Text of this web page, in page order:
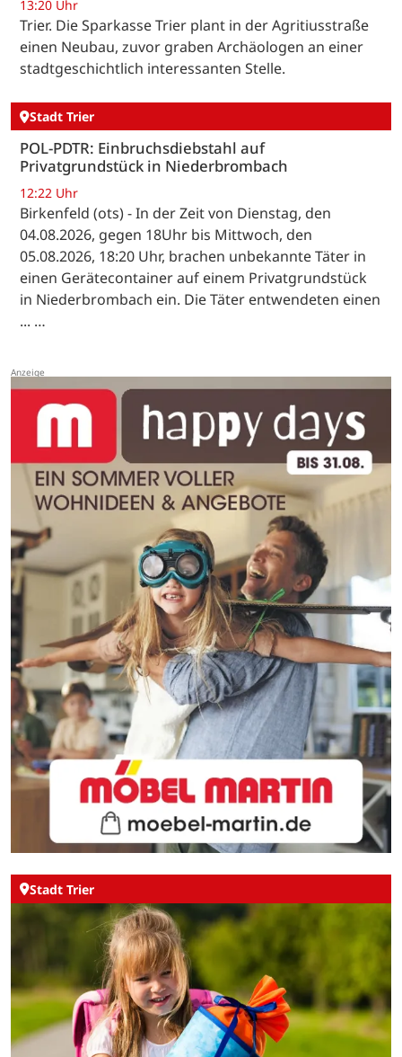
13:20 Uhr
Trier. Die Sparkasse Trier plant in der Agritiusstraße
einen Neubau, zuvor graben Archäologen an einer
stadtgeschichtlich interessanten Stelle.
Stadt Trier
POL-PDTR: Einbruchsdiebstahl auf
Privatgrundstück in Niederbrombach
12:22 Uhr
Birkenfeld (ots) - In der Zeit von Dienstag, den
04.08.2026, gegen 18Uhr bis Mittwoch, den
05.08.2026, 18:20 Uhr, brachen unbekannte Täter in
einen Gerätecontainer auf einem Privatgrundstück
in Niederbrombach ein. Die Täter entwendeten einen
... …
Stadt Trier